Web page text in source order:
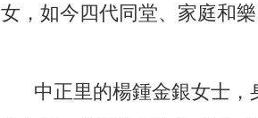
女，如今四代同堂、家庭和
中正里的楊鍾金銀女士